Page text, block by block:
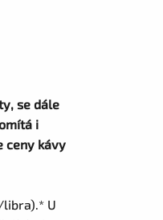
se dále
i
ceny kávy
libra).* U